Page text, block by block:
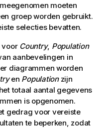
moeten
groep worden gebruikt.
selecties bevatten.
voor Country, Population
aanbevelingen in
diagrammen worden
en Populationzijn
totaal aantal gegevens
is opgenomen.
gedrag voor vereiste
te beperken, zodat